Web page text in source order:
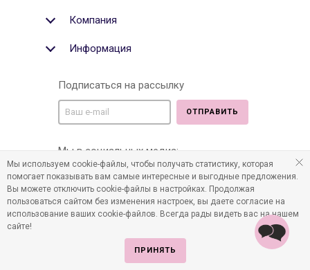
Компания
Информация
Подписаться на рассылку
ОТПРАВИТЬ
Мы в социальных медиа:
©2011-2026 Все права защищены. Интернет-магазин
Мы используем cookie-файлы, чтобы получать статистику, которая
помогает показывать вам самые интересные и выгодные предложения.
Вы можете отключить cookie-файлы в настройках. Продолжая
пользоваться сайтом без изменения настроек, вы даете согласие на
использование ваших cookie-файлов. Всегда рады видеть вас на нашем
сайте!
ПРИНЯТЬ